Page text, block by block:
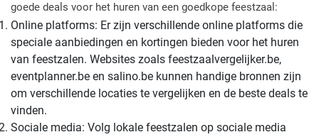
goede deals voor het huren van een goedkope feestzaal:
Online platforms: Er zijn verschillende online platforms die
speciale aanbiedingen en kortingen bieden voor het huren
van feestzalen. Websites zoals feestzaalvergelijker.be,
eventplanner.be en salino.be kunnen handige bronnen zijn
om verschillende locaties te vergelijken en de beste deals te
vinden.
Sociale media: Volg lokale feestzalen op sociale media